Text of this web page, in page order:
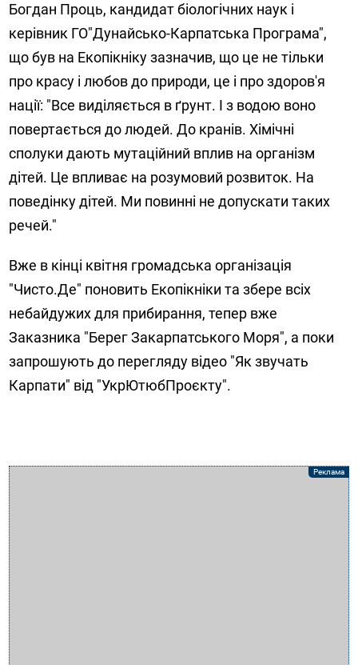
Богдан Проць, кандидат біологічних наук і
керівник ГО"Дунайсько-Карпатська Програма",
що був на Екопікніку зазначив, що це не тільки
про красу і любов до природи, це і про здоров'я
нації: "Все виділяється в ґрунт. І з водою воно
повертається до людей. До кранів. Хімічні
сполуки дають мутаційний вплив на організм
дітей. Це впливає на розумовий розвиток. На
поведінку дітей. Ми повинні не допускати таких
речей."
Вже в кінці квітня громадська організація
"Чисто.Де" поновить Екопікніки та збере всіх
небайдужих для прибирання, тепер вже
Заказника "Берег Закарпатського Моря", а поки
запрошують до перегляду відео "Як звучать
Карпати" від "УкрЮтюбПроєкту".